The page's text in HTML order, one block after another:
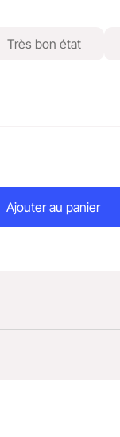
Très bon état
Ajouter au panier